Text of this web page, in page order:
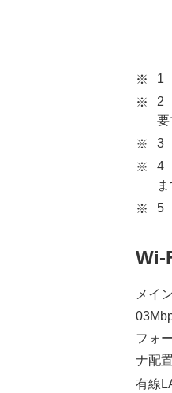
1
2
要
3
4
ま
5
Wi-
メイ
フォ
ナ配
有線